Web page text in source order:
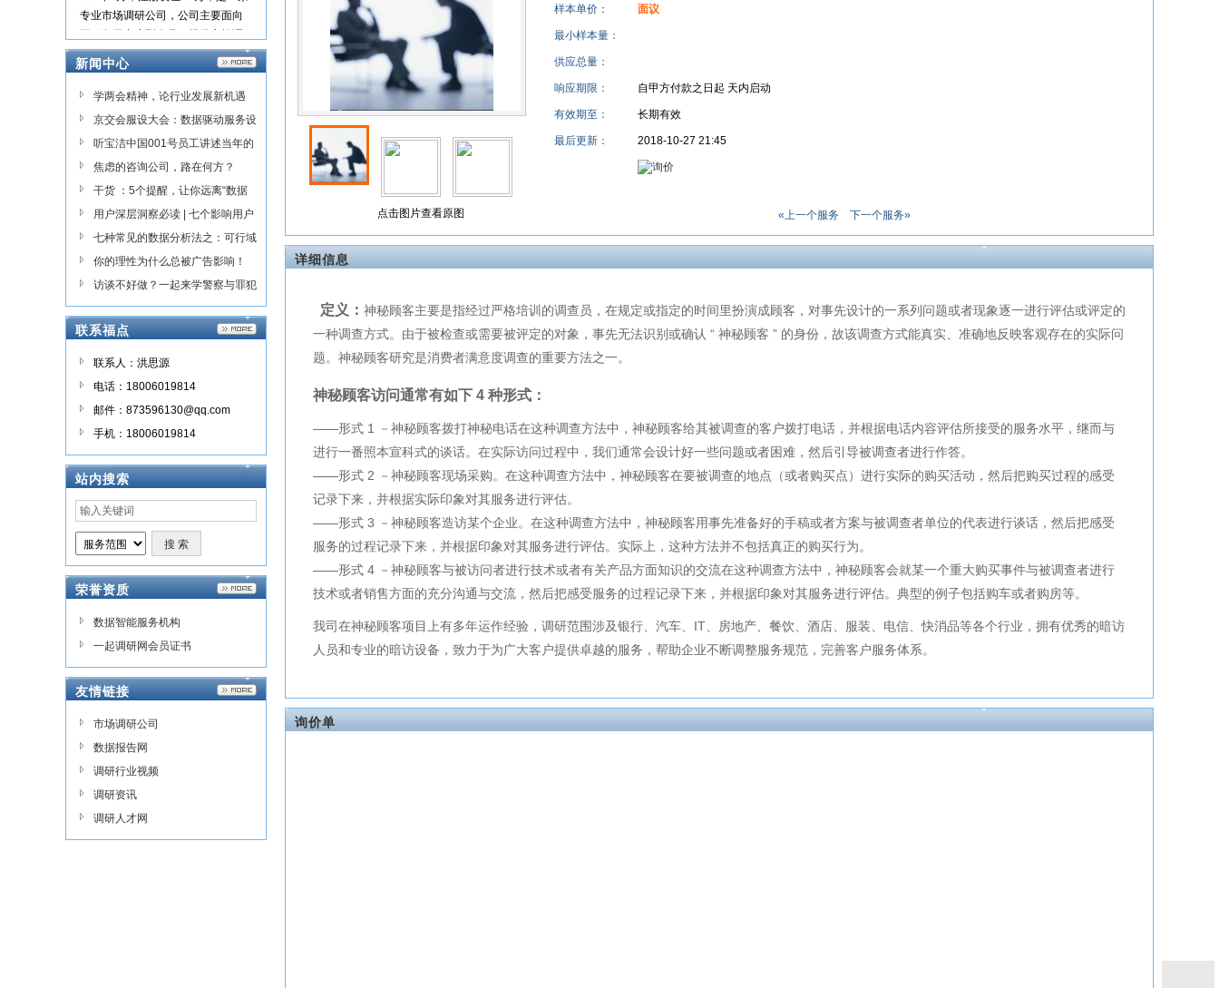
专业市场调研公司，公司主要面向
于服务于中小型企业，提供市场调
研数据，实地走访当地的连锁门
店，监督市场提供有效的数据。公
值；一切以顾客的需求为中心，希
望通过专业调研水平和艰苦奋斗，
重新塑造企业的形象，为企业产品
推广发展提供服务指导。 三年来，
向全国的国内的市场调研跟广告策
划，目前已有数十家企业提供了调
研，优质，用心服务赢得很多的企
业的好评与信赖，在福建区域树立
起公司良好品牌；我们相信，通过
实现与中小企业的互利共赢。
新闻中心
学两会精神，论行业发展新机遇
——TPAC-CAMIR线上交流会
京交会服设大会：数据驱动服务设
计
听宝洁中国001号员工讲述当年的
故事
焦虑的咨询公司，路在何方？
干货 ：5个提醒，让你远离“数据
呆”
用户深层洞察必读 | 七个影响用户
行为的原理
七种常见的数据分析法之：可行域
分析
你的理性为什么总被广告影响！
访谈不好做？一起来学警察与罪犯
的谈话技巧吧！
联系福点
联系人：洪思源
电话：18006019814
邮件：873596130@qq.com
手机：18006019814
站内搜索
荣誉资质
数据智能服务机构
一起调研网会员证书
友情链接
市场调研公司
数据报告网
调研行业视频
调研资讯
调研人才网
点击图片查看原图
样本单价： 面议
最小样本量：
供应总量：
响应期限： 自甲方付款之日起 天内启动
有效期至： 长期有效
最后更新： 2018-10-27 21:45
«上一个服务 下一个服务»
详细信息
定义： 神秘顾客主要是指经过严格培训的调查员，在规定或指定的时间里扮演成顾客，对事先设计的一系列问题或者现象逐一进行评估或评定的
一种调查方式。由于被检查或需要被评定的对象，事先无法识别或确认 “ 神秘顾客 ” 的身份，故该调查方式能真实、准确地反映客观存在的实际问
题。神秘顾客研究是消费者满意度调查的重要方法之一。
神秘顾客访问通常有如下 4 种形式：
——形式 1 －神秘顾客拨打神秘电话在这种调查方法中，神秘顾客给其被调查的客户拨打电话，并根据电话内容评估所接受的服务水平，继而与
进行一番照本宣科式的谈话。在实际访问过程中，我们通常会设计好一些问题或者困难，然后引导被调查者进行作答。
——形式 2 －神秘顾客现场采购。在这种调查方法中，神秘顾客在要被调查的地点（或者购买点）进行实际的购买活动，然后把购买过程的感受
记录下来，并根据实际印象对其服务进行评估。
——形式 3 －神秘顾客造访某个企业。在这种调查方法中，神秘顾客用事先准备好的手稿或者方案与被调查者单位的代表进行谈话，然后把感受
服务的过程记录下来，并根据印象对其服务进行评估。实际上，这种方法并不包括真正的购买行为。
——形式 4 －神秘顾客与被访问者进行技术或者有关产品方面知识的交流在这种调查方法中，神秘顾客会就某一个重大购买事件与被调查者进行
技术或者销售方面的充分沟通与交流，然后把感受服务的过程记录下来，并根据印象对其服务进行评估。典型的例子包括购车或者购房等。
我司在神秘顾客项目上有多年运作经验，调研范围涉及银行、汽车、IT、房地产、餐饮、酒店、服装、电信、快消品等各个行业，拥有优秀的暗访
人员和专业的暗访设备，致力于为广大客户提供卓越的服务，帮助企业不断调整服务规范，完善客户服务体系。
询价单